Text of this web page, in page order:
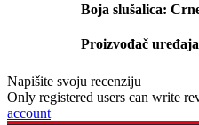
Boja slušalica:
Proizvođač
Napišite svoju recenziju
Only registered users can write
account